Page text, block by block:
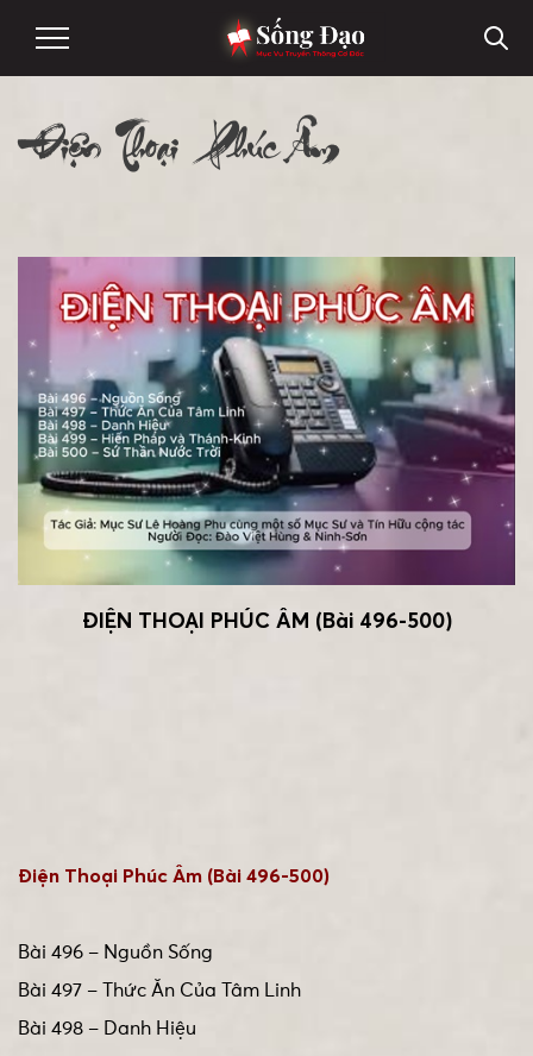
Điện Thoại Phúc Âm
ĐIỆN THOẠI PHÚC ÂM (Bài 496-500)
Điện Thoại Phúc Âm (Bài 496-500)
Bài 496 – Nguồn Sống
Bài 497 – Thức Ăn Của Tâm Linh
Bài 498 – Danh Hiệu